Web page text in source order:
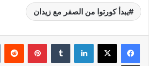
يبدأ كورتوا من الصفر مع زيدان
لينكدإن بينتيريست